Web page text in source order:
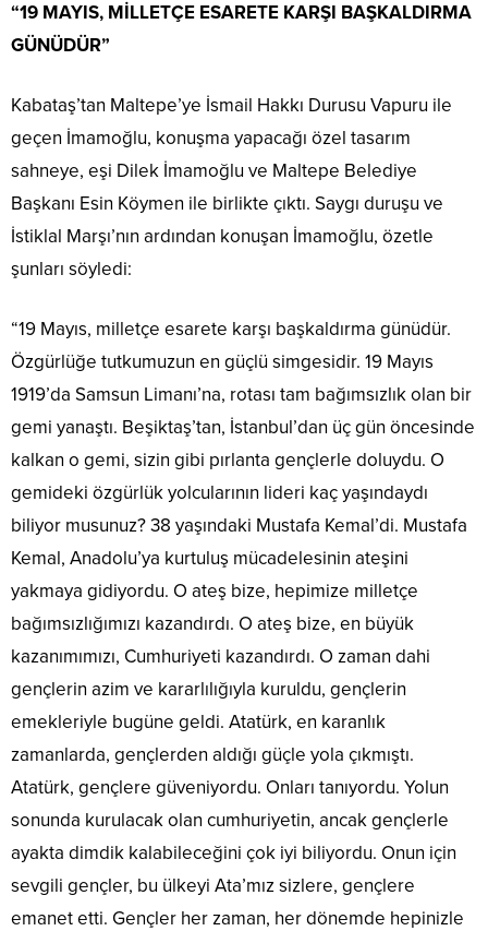
“19 MAYIS, MİLLETÇE ESARETE KARŞI BAŞKALDIRMA
GÜNÜDÜR”
Kabataş’tan Maltepe’ye İsmail Hakkı Durusu Vapuru ile
geçen İmamoğlu, konuşma yapacağı özel tasarım
sahneye, eşi Dilek İmamoğlu ve Maltepe Belediye
Başkanı Esin Köymen ile birlikte çıktı. Saygı duruşu ve
İstiklal Marşı’nın ardından konuşan İmamoğlu, özetle
şunları söyledi:
“19 Mayıs, milletçe esarete karşı başkaldırma günüdür.
Özgürlüğe tutkumuzun en güçlü simgesidir. 19 Mayıs
1919’da Samsun Limanı’na, rotası tam bağımsızlık olan bir
gemi yanaştı. Beşiktaş’tan, İstanbul’dan üç gün öncesinde
kalkan o gemi, sizin gibi pırlanta gençlerle doluydu. O
gemideki özgürlük yolcularının lideri kaç yaşındaydı
biliyor musunuz? 38 yaşındaki Mustafa Kemal’di. Mustafa
Kemal, Anadolu’ya kurtuluş mücadelesinin ateşini
yakmaya gidiyordu. O ateş bize, hepimize milletçe
bağımsızlığımızı kazandırdı. O ateş bize, en büyük
kazanımımızı, Cumhuriyeti kazandırdı. O zaman dahi
gençlerin azim ve kararlılığıyla kuruldu, gençlerin
emekleriyle bugüne geldi. Atatürk, en karanlık
zamanlarda, gençlerden aldığı güçle yola çıkmıştı.
Atatürk, gençlere güveniyordu. Onları tanıyordu. Yolun
sonunda kurulacak olan cumhuriyetin, ancak gençlerle
ayakta dimdik kalabileceğini çok iyi biliyordu. Onun için
sevgili gençler, bu ülkeyi Ata’mız sizlere, gençlere
emanet etti. Gençler her zaman, her dönemde hepinizle